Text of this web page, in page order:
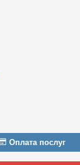
Оплата послуг